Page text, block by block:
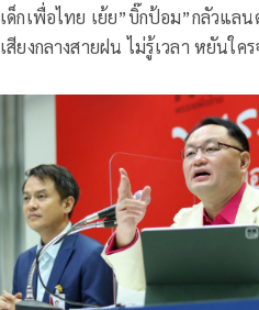
เด็กเพื่อไทย เย้ย”บิ๊กป้อม”กลัวแล
เสียงกลางสายฝน ไม่รู้เวลา หยันใค